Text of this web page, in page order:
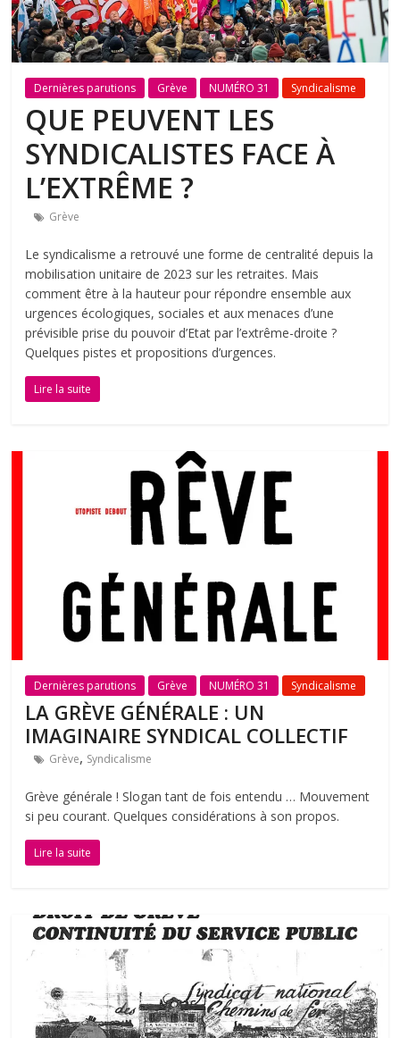
Dernières parutions Grève NUMÉRO 31 Syndicalisme
QUE PEUVENT LES
SYNDICALISTES FACE À
L’EXTRÊME ?
Grève
Le syndicalisme a retrouvé une forme de centralité depuis la
mobilisation unitaire de 2023 sur les retraites. Mais
comment être à la hauteur pour répondre ensemble aux
urgences écologiques, sociales et aux menaces d’une
prévisible prise du pouvoir d’Etat par l’extrême-droite ?
Quelques pistes et propositions d’urgences.
Lire la suite
Dernières parutions Grève NUMÉRO 31 Syndicalisme
LA GRÈVE GÉNÉRALE : UN
IMAGINAIRE SYNDICAL COLLECTIF
Grève, Syndicalisme
Grève générale ! Slogan tant de fois entendu … Mouvement
si peu courant. Quelques considérations à son propos.
Lire la suite